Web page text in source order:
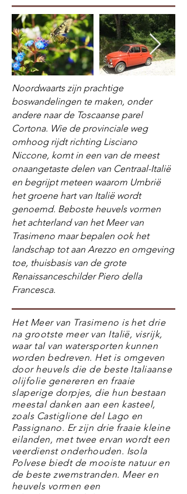
Noordwaarts zijn prachtige
boswandelingen te maken, onder
andere naar de Toscaanse parel
Cortona. Wie de provinciale weg
omhoog rijdt richting Lisciano
Niccone, komt in een van de meest
onaangetaste delen van Centraal-Italië
en begrijpt meteen waarom Umbrië
het groene hart van Italië wordt
genoemd. Beboste heuvels vormen
het achterland van het Meer van
Trasimeno maar bepalen ook het
landschap tot aan Arezzo en omgeving
toe, thuisbasis van de grote
Renaissanceschilder Piero della
Francesca.
Het Meer van Trasimeno is het drie
na grootste meer van Italië, visrijk,
waar tal van watersporten kunnen
worden bedreven. Het is omgeven
door heuvels die de beste Italiaanse
olijfolie genereren en fraaie
slaperige dorpjes, die hun bestaan
meestal danken aan een kasteel,
zoals Castiglione del Lago en
Passignano. Er zijn drie fraaie kleine
eilanden, met twee ervan wordt een
veerdienst onderhouden. Isola
Polvese biedt de mooiste natuur en
de beste zwemstranden. Meer en
heuvels vormen een